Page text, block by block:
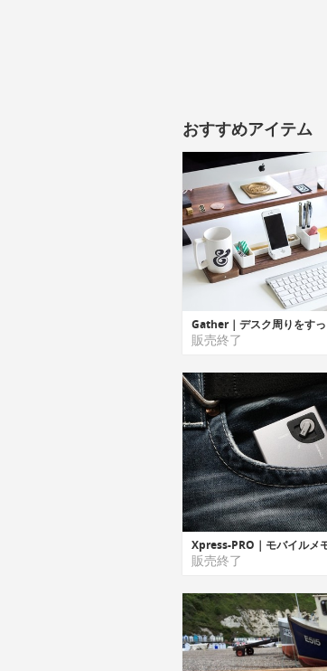
おすすめアイテム
販売終了
販売終了